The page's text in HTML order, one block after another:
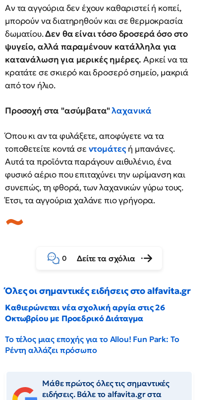
Αν τα αγγούρια δεν έχουν καθαριστεί ή κοπεί,
μπορούν να διατηρηθούν και σε θερμοκρασία
δωματίου.Δεν θα είναι τόσο δροσερά όσο στο
ψυγείο, αλλά παραμένουν κατάλληλα για
κατανάλωση για μερικές ημέρες. Αρκεί να τα
κρατάτε σε σκιερό και δροσερό σημείο, μακριά
από τον ήλιο.
Προσοχή στα "ασύμβατα"λαχανικά
Όπου κι αν τα φυλάξετε, αποφύγετε να τα
τοποθετείτε κοντά σε ντομάτεςή μπανάνες.
Αυτά τα προϊόντα παράγουν αιθυλένιο, ένα
φυσικό αέριο που επιταχύνει την ωρίμανση και
συνεπώς, τη φθορά, των λαχανικών γύρω τους.
Έτσι, τα αγγούρια χαλάνε πιο γρήγορα.
0 Δείτε τα σχόλια
Όλες οι σημαντικές ειδήσεις στο alfavita.gr
Καθιερώνεται νέα σχολική αργία στις 26
Οκτωβρίου με Προεδρικό Διάταγμα
Το τέλος μιας εποχής για το Allou! Fun Park: Το
Ρέντη αλλάζει πρόσωπο
Μάθε πρώτος όλες τις σημαντικές
ειδήσεις. Βάλε το alfavita.gr στα